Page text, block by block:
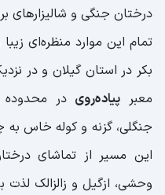
درختان جنگی و شالیزار‌های
تمام این‌ موارد منظره‌ای
بکر در استان گیلان و در
معبرپیاده‌روی در
جنگلی، گزنه و کوله خاس
این مسیر از تماشای
وحشی، ازگیل و زالزالک